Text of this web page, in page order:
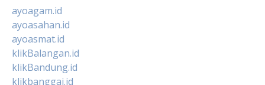
ayoagam.id
ayoasahan.id
ayoasmat.id
klikBalangan.id
klikBandung.id
klikbanggai.id